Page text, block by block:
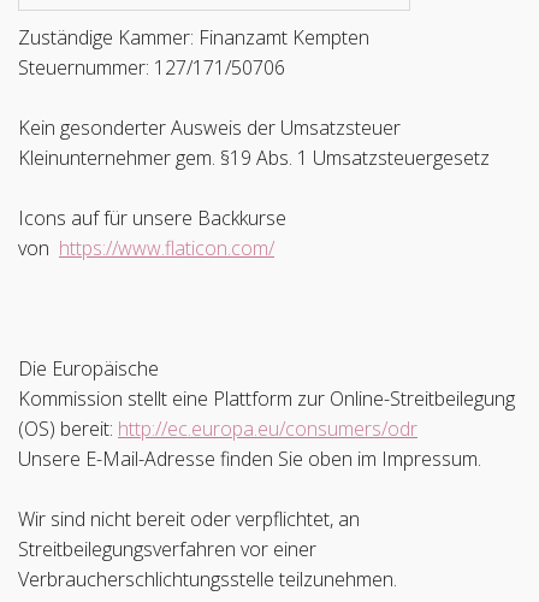
Zuständige Kammer: Finanzamt Kempten
Steuernummer: 127/171/50706
Kein gesonderter Ausweis der Umsatzsteuer
Kleinunternehmer gem. §19 Abs. 1 Umsatzsteuergesetz
Icons auf für unsere Backkurse
von https://www.flaticon.com/
Die Europäische
Kommission stellt eine Plattform zur Online-Streitbeilegung
(OS) bereit: http://ec.europa.eu/consumers/odr
Unsere E-Mail-Adresse finden Sie oben im Impressum.
Wir sind nicht bereit oder verpflichtet, an
Streitbeilegungsverfahren vor einer
Verbraucherschlichtungsstelle teilzunehmen.